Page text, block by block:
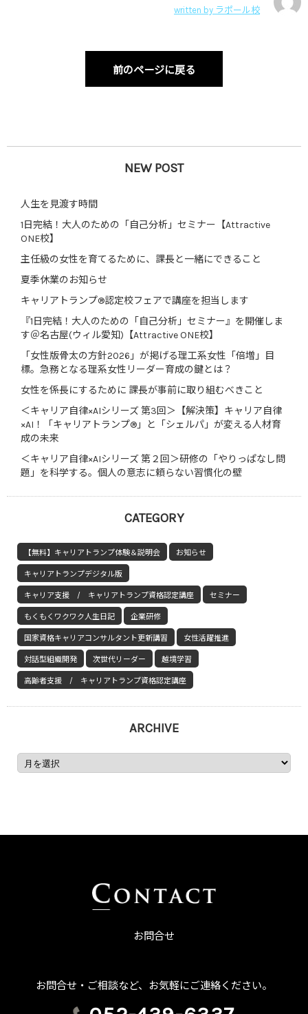
written by ラポール校
前のページに戻る
NEW POST
人生を見渡す時間
1日完結！大人のための「自己分析」セミナー【Attractive
ONE校】
主任級の女性を育てるために、課長と一緒にできること
夏季休業のお知らせ
キャリアトランプ®認定校フェアで講座を担当します
『1日完結！大人のための「自己分析」セミナー』を開催しま
す＠名古屋(ウィル愛知)【Attractive ONE校】
「女性版骨太の方針2026」が掲げる理工系女性「倍増」目
標。急務となる理系女性リーダー育成の鍵とは？
女性を係長にするために 課長が事前に取り組むべきこと
＜キャリア自律×AIシリーズ 第3回＞【解決策】キャリア自律
×AI！「キャリアトランプ®」と「シェルパ」が変える人材育
成の未来
＜キャリア自律×AIシリーズ 第２回＞研修の「やりっぱなし問
題」を科学する。個人の意志に頼らない習慣化の壁
CATEGORY
【無料】キャリアトランプ体験＆説明会 お知らせ
キャリアトランプデジタル版
キャリア支援 / キャリアトランプ資格認定講座 セミナー
もくもくワクワク人生日記 企業研修
国家資格キャリアコンサルタント更新講習 女性活躍推進
対話型組織開発 次世代リーダー 越境学習
高齢者支援 / キャリアトランプ資格認定講座
ARCHIVE
お問合せ
お問合せ・ご相談など、お気軽にご連絡ください。